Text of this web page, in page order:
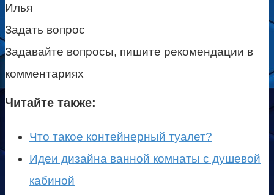
Илья
Задать вопрос
Задавайте вопросы, пишите рекомендации в
комментариях
Читайте также:
Что такое контейнерный туалет?
Идеи дизайна ванной комнаты с душевой
кабиной